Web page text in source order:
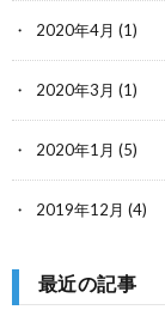
2020年4月 (1)
2020年3月 (1)
2020年1月 (5)
2019年12月 (4)
最近の記事